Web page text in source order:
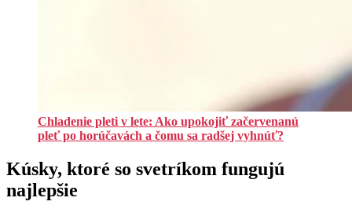
Chladenie pleti v lete: Ako upokojiť začervenanú
pleť po horúčavách a čomu sa radšej vyhnúť?
Kúsky, ktoré so svetríkom fungujú
najlepšie